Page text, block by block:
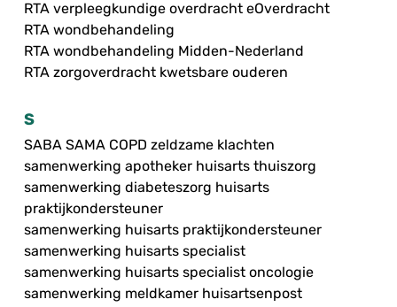
RTA verpleegkundige overdracht eOverdracht
RTA wondbehandeling
RTA wondbehandeling Midden-Nederland
RTA zorgoverdracht kwetsbare ouderen
S
SABA SAMA COPD zeldzame klachten
samenwerking apotheker huisarts thuiszorg
samenwerking diabeteszorg huisarts
praktijkondersteuner
samenwerking huisarts praktijkondersteuner
samenwerking huisarts specialist
samenwerking huisarts specialist oncologie
samenwerking meldkamer huisartsenpost